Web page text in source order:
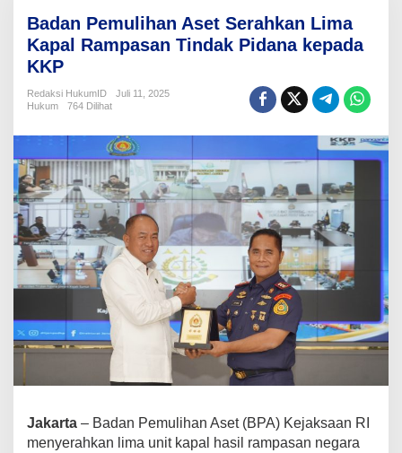
Aset
Serahkan
Lima
Rampasan
Tindak
kepada
KKP
Badan Pemulihan Aset Serahkan Lima
Kapal Rampasan Tindak Pidana kepada
KKP
Redaksi HukumID
Juli 11, 2025
Hukum
764 Dilihat
Jakarta – Badan Pemulihan Aset (BPA) Kejaksaan RI
menyerahkan lima unit kapal hasil rampasan negara